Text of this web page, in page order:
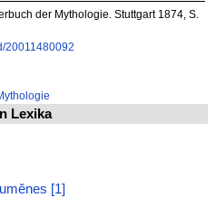
der Mythologie. Stuttgart 1874, S.
20011480092
Lexika
[1]